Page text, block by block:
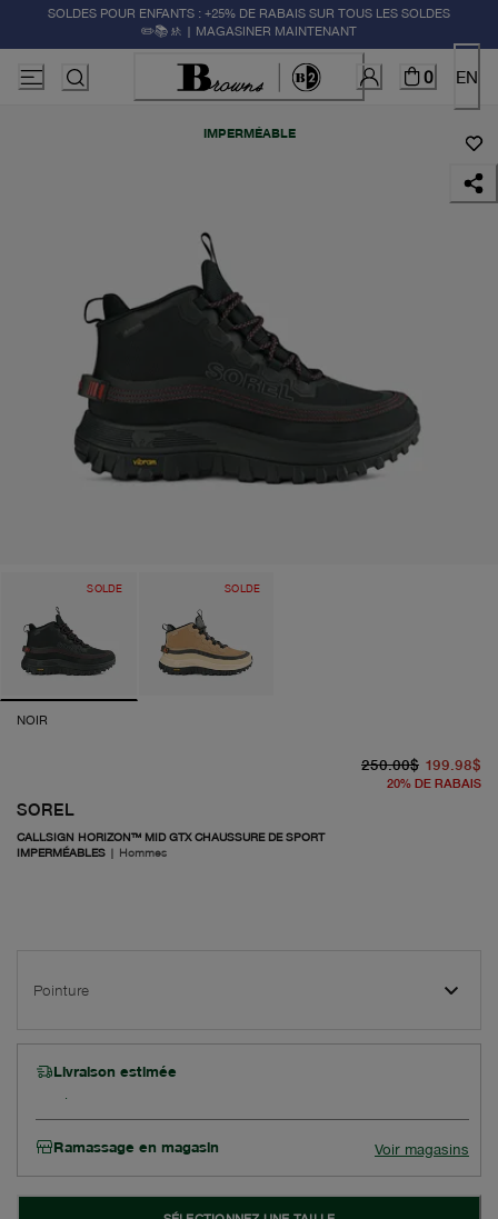
SOLDES POUR ENFANTS : +25% DE RABAIS SUR TOUS LES SOLDES
✏️📚🚸 | MAGASINER MAINTENANT
0 EN
IMPERMÉABLE
SOLDE SOLDE
NOIR
SOREL
CALLSIGN HORIZON™ MID GTX CHAUSSURE DE SPORT
IMPERMÉABLES | Hommes
250.00$ 199.98$
20% DE RABAIS
Pointure
Livraison estimée
Ramassage en magasin Voir magasins